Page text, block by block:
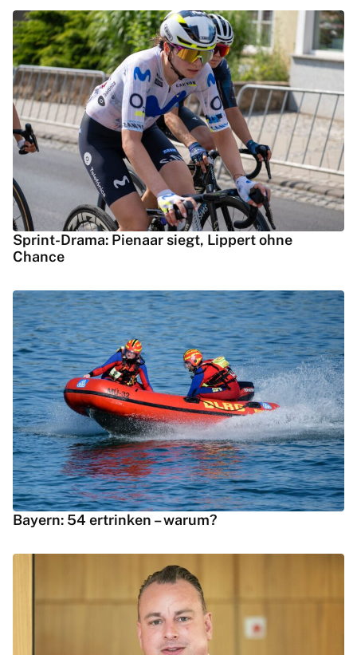
Sprint-Drama: Pienaar siegt, Lippert ohne
Chance
Bayern: 54 ertrinken – warum?